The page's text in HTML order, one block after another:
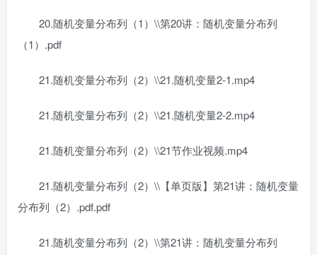
20.随机变量分布列（1）\\第20讲：随机变量分布列
（1）.pdf
21.随机变量分布列（2）\\21.随机变量2-1.mp4
21.随机变量分布列（2）\\21.随机变量2-2.mp4
21.随机变量分布列（2）\\21节作业视频.mp4
21.随机变量分布列（2）\\【单页版】第21讲：随机变量
分布列（2）.pdf.pdf
21.随机变量分布列（2）\\第21讲：随机变量分布列